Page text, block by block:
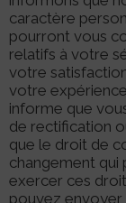
caractère
pourront vous
relatifs à votre
votre
votre
informe que
de rectification
que le droit de
changement qui
exercer ces
pouvez envoyer